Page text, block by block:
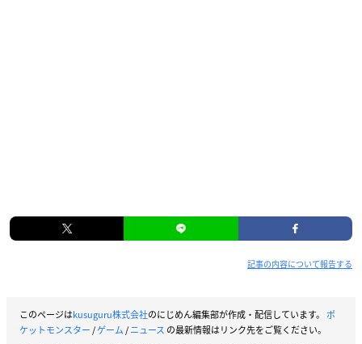
記事の内容について報告する
このページはkusuguru株式会社のにじめん編集部が作成・配信しています。 ポ
ケットモンスター/ゲーム/ニュース の最新情報はリンク先をご覧ください。